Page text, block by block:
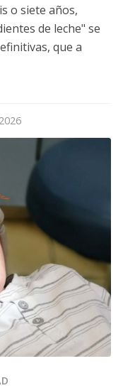
o siete años,
de leche" se
que a